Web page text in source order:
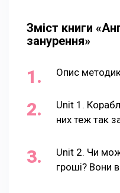
Зміст книги
занурення»
Опис
Unit 1.
них теж так
Unit 2. Чи
гроші? Вони